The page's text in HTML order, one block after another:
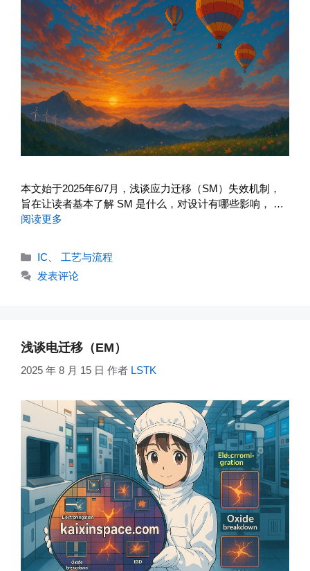
本文始于2025年6/7月，浅谈应力迁移（SM）失效机制，
旨在让读者基本了解 SM 是什么，对设计有哪些影响， …
阅读更多
分
类
IC
工艺与流程
发表评论
浅谈电迁移（EM）
2025 年 8 月 15 日 作者 LSTK